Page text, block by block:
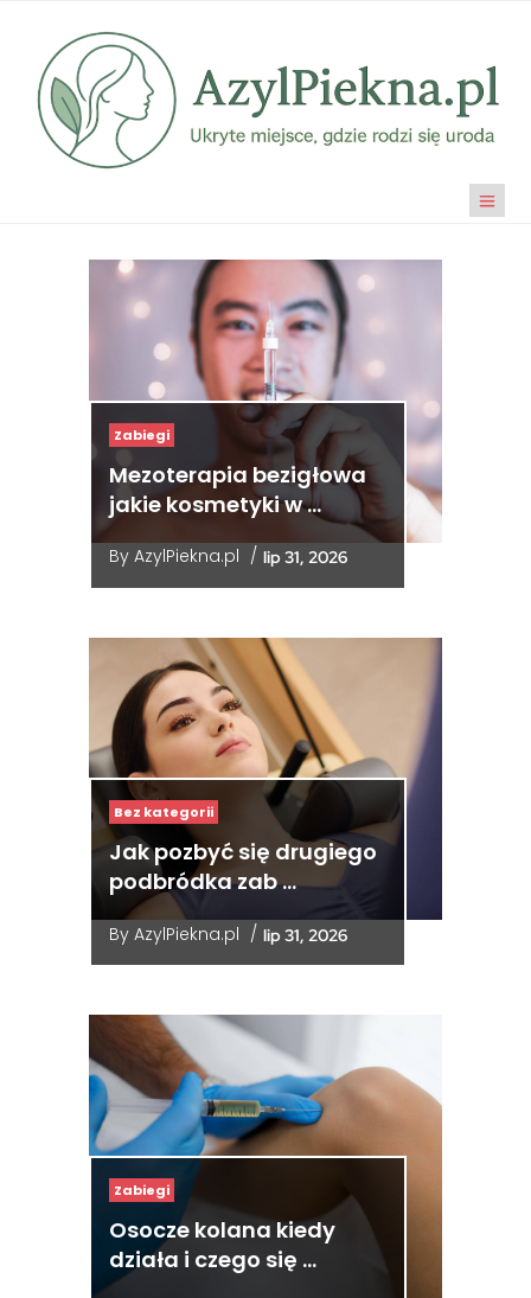
Zabiegi
Mezoterapia bezigłowa
jakie kosmetyki w …
By AzylPiekna.pl / lip 31, 2026
Bez kategorii
Jak pozbyć się drugiego
podbródka zab …
By AzylPiekna.pl / lip 31, 2026
Zabiegi
Osocze kolana kiedy
działa i czego się …